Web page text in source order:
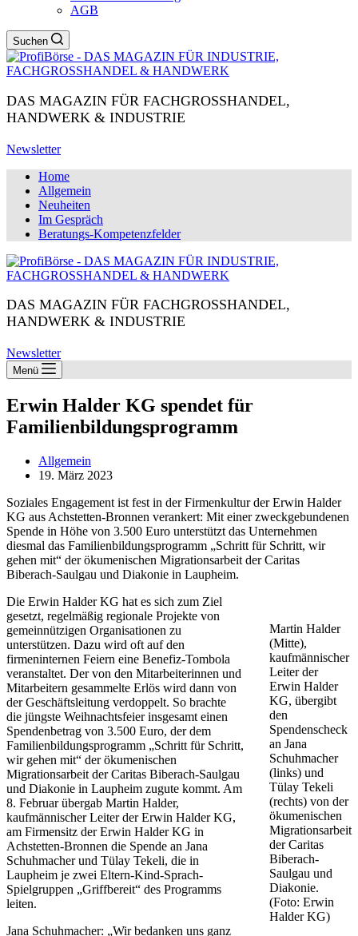
AGB
Suchen
DAS MAGAZIN FÜR FACHGROSSHANDEL,
HANDWERK & INDUSTRIE
Newsletter
Home
Allgemein
Neuheiten
Im Gespräch
Beratungs-Kompetenzfelder
DAS MAGAZIN FÜR FACHGROSSHANDEL,
HANDWERK & INDUSTRIE
Newsletter
Menü
Erwin Halder KG spendet für
Familienbildungsprogramm
Allgemein
19. März 2023
Soziales Engagement ist fest in der Firmenkultur der Erwin Halder
KG aus Achstetten-Bronnen verankert: Mit einer zweckgebundenen
Spende in Höhe von 3.500 Euro unterstützt das Unternehmen
diesmal das Familienbildungsprogramm „Schritt für Schritt, wir
gehen mit“ der ökumenischen Migrationsarbeit der Caritas
Biberach-Saulgau und Diakonie in Laupheim.
Martin Halder
(Mitte),
kaufmännischer
Leiter der
Erwin Halder
KG, übergibt
den
Spendenscheck
an Jana
Schuhmacher
(links) und
Tülay Tekeli
(rechts) von der
ökumenischen
Migrationsarbeit
der Caritas
Biberach-
Saulgau und
Diakonie.
(Foto: Erwin
Halder KG)
Die Erwin Halder KG hat es sich zum Ziel
gesetzt, regelmäßig regionale Projekte von
gemeinnützigen Organisationen zu
unterstützen. Dazu wird oft auf den
firmeninternen Feiern eine Benefiz-Tombola
veranstaltet. Der von den Mitarbeiterinnen und
Mitarbeitern gesammelte Erlös wird dann von
der Geschäftsleitung verdoppelt. So brachte
die jüngste Weihnachtsfeier insgesamt einen
Spendenbetrag von 3.500 Euro, der dem
Familienbildungsprogramm „Schritt für Schritt,
wir gehen mit“ der ökumenischen
Migrationsarbeit der Caritas Biberach-Saulgau
und Diakonie in Laupheim zugute kommt. Am
8. Februar übergab Martin Halder,
kaufmännischer Leiter der Erwin Halder KG,
am Firmensitz der Erwin Halder KG in
Achstetten-Bronnen die Spende an Jana
Schuhmacher und Tülay Tekeli, die in
Laupheim je zwei Eltern-Kind-Sprach-
Spielgruppen „Griffbereit“ des Programms
leiten.
Jana Schuhmacher: „Wir bedanken uns ganz